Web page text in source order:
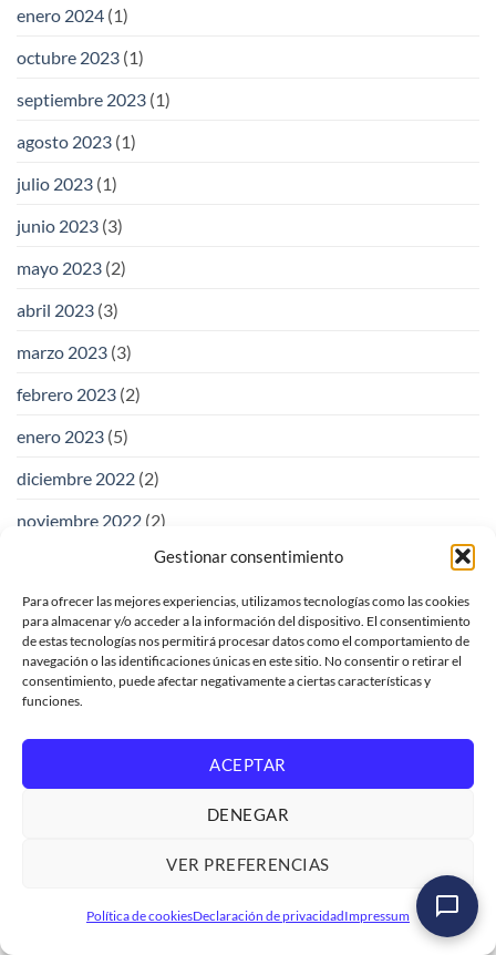
Gestionar consentimiento
Para ofrecer las mejores experiencias, utilizamos tecnologías como las cookies
para almacenar y/o acceder a la información del dispositivo. El consentimiento
de estas tecnologías nos permitirá procesar datos como el comportamiento de
navegación o las identificaciones únicas en este sitio. No consentir o retirar el
consentimiento, puede afectar negativamente a ciertas características y
funciones.
ACEPTAR
DENEGAR
VER PREFERENCIAS
Política de cookiesDeclaración de privacidadImpressum
enero 2024 (1)
octubre 2023 (1)
septiembre 2023 (1)
agosto 2023 (1)
julio 2023 (1)
junio 2023 (3)
mayo 2023 (2)
abril 2023 (3)
marzo 2023 (3)
febrero 2023 (2)
enero 2023 (5)
diciembre 2022 (2)
noviembre 2022 (2)
septiembre 2022(3)
agosto 2022(5)
julio 2022(4)